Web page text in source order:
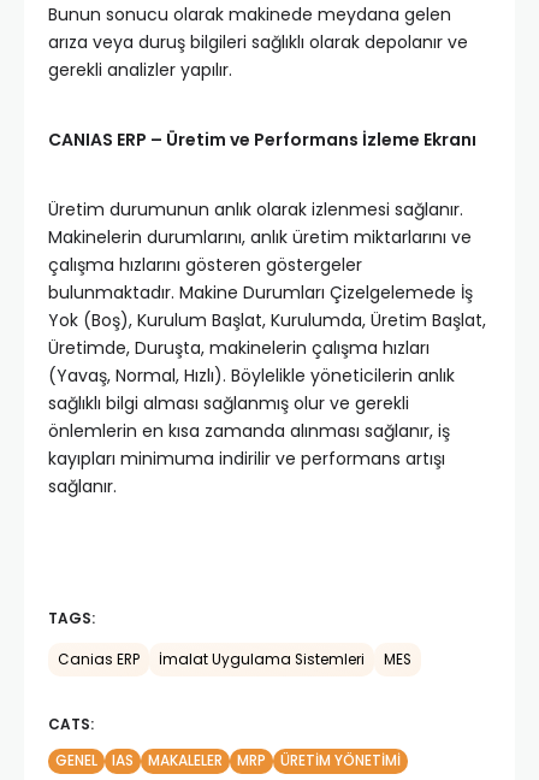
Bunun sonucu olarak makinede meydana gelen
arıza veya duruş bilgileri sağlıklı olarak depolanır ve
gerekli analizler yapılır.
CANIAS ERP – Üretim ve Performans İzleme Ekranı
Üretim durumunun anlık olarak izlenmesi sağlanır.
Makinelerin durumlarını, anlık üretim miktarlarını ve
çalışma hızlarını gösteren göstergeler
bulunmaktadır. Makine Durumları Çizelgelemede İş
Yok (Boş), Kurulum Başlat, Kurulumda, Üretim Başlat,
Üretimde, Duruşta, makinelerin çalışma hızları
(Yavaş, Normal, Hızlı). Böylelikle yöneticilerin anlık
sağlıklı bilgi alması sağlanmış olur ve gerekli
önlemlerin en kısa zamanda alınması sağlanır, iş
kayıpları minimuma indirilir ve performans artışı
sağlanır.
TAGS:
Canias ERP İmalat Uygulama Sistemleri MES
CATS:
GENEL
IAS MAKALELER MRP ÜRETIM YÖNETIMI